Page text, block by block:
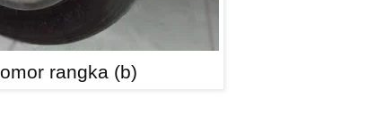
rangka (b)